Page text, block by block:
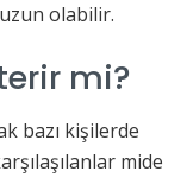
olabilir.
mi?
bazı kişilerde
mide